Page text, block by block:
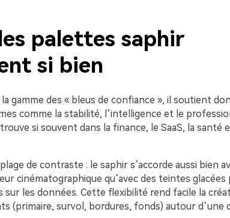
palettes saphir
si bien
gamme des « bleus de confiance », il soutient
comme la stabilité, l’intelligence et le
si souvent dans la finance, le SaaS, la santé
de contraste : le saphir s’accorde aussi bien
cinématographique qu’avec des teintes glacées
les données. Cette flexibilité rend facile la
(primaire, survol, bordures, fonds) autour d’une